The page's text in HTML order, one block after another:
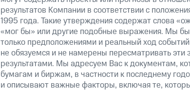
результатов Компании в соответствии с
1995 года. Такие утверждения содержат слова
«мог бы» или другие подобные выражения. Мы бы
только предположениями и реальный ход
не обязуемся и не намерены пересматривать
результатами. Мы адресуем Вас к документам,
бумагам и биржам, в частности к последнему
и описывают важные факторы, включая те,